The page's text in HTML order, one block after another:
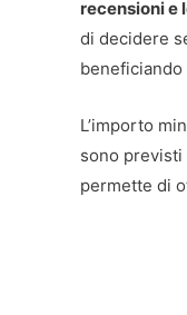
recensioni e
di decidere
beneficiando
L’importo
sono previsti
permette di